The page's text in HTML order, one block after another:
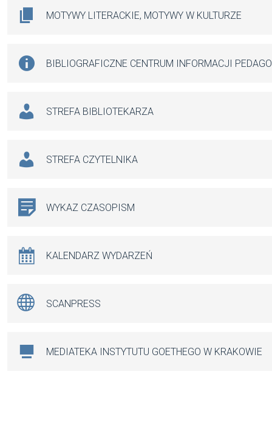
MOTYWY LITERACKIE, MOTYWY W KULTURZE
BIBLIOGRAFICZNE CENTRUM INFORMACJI
STREFA BIBLIOTEKARZA
STREFA CZYTELNIKA
WYKAZ CZASOPISM
KALENDARZ WYDARZEŃ
SCANPRESS
MEDIATEKA INSTYTUTU GOETHEGO W KRAKOWIE